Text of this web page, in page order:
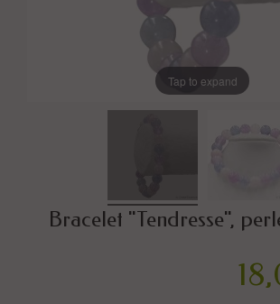
Tap to expand
Bracelet "Tendresse",